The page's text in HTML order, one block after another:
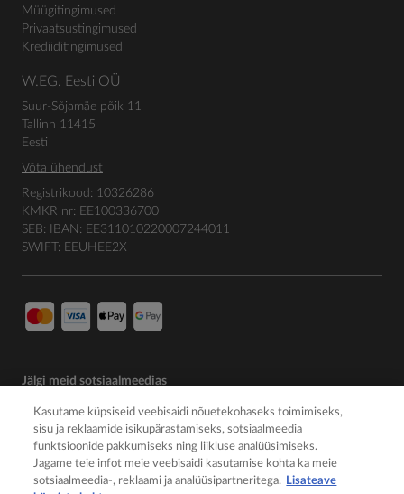
Müügitingimused
Privaatsustingimused
Krediiditingimused
W.EG. Eesti OÜ
Suur-Sõjamäe põik 11
Tallinn 11415
Eesti
Võta ühendust
Registrikood: 10326286
KMKR nr: EE100336700
SEB: IBAN: EE311010220007244011
SWIFT: EEUHEE2X
Jälgi meid sotsiaalmeedias
Kasutame küpsiseid veebisaidi nõuetekohaseks toimimiseks,
sisu ja reklaamide isikupärastamiseks, sotsiaalmeedia
funktsioonide pakkumiseks ning liikluse analüüsimiseks.
Jagame teie infot meie veebisaidi kasutamise kohta ka meie
sotsiaalmeedia-, reklaami ja analüüsipartneritega. Lisateave